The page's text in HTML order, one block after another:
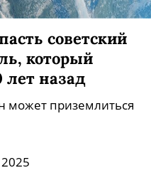
советский
который
лет назад
может приземлиться